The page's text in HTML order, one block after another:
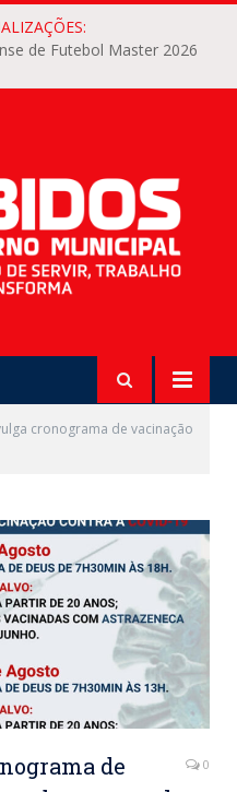
de Futebol Master 2026
cronograma de vacinação
de
0